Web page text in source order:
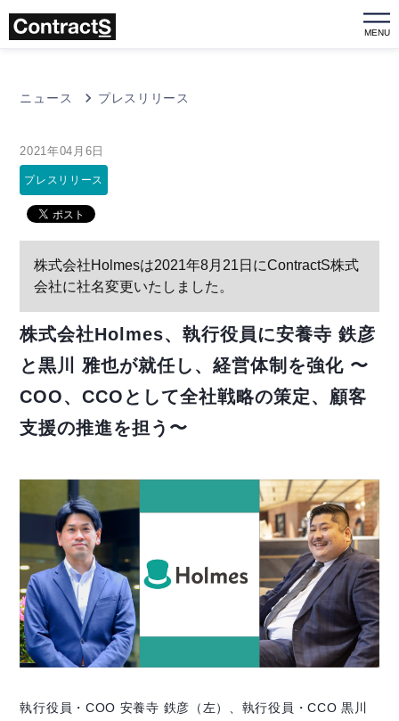
MENU
ニュース プレスリリース
2021年04月6日
プレスリリース
株式会社Holmesは2021年8月21日にContractS株式
会社に社名変更いたしました。
株式会社Holmes、執行役員に安養寺 鉄彦
と黒川 雅也が就任し、経営体制を強化 〜
COO、CCOとして全社戦略の策定、顧客
支援の推進を担う〜
執行役員・COO 安養寺 鉄彦（左）、執行役員・CCO 黒川